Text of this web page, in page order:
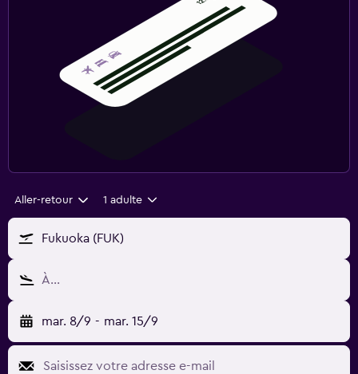
Aller-retour 1 adulte
Fukuoka (FUK)
À…
mar. 8/9 - mar. 15/9